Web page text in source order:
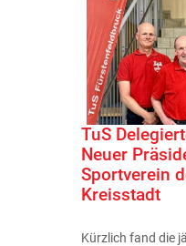
TuS
Neuer
Sportverein
Kreisstadt
Kürzlich fand die